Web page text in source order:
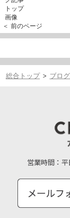
＜ 前のページ
総合トップ > ブロ
営業時間：